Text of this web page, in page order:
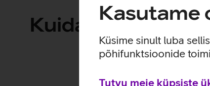
Kasutame
Küsime sinult luba
põhifunktsioonide
Tutvu meie küpsiste
Kuidas
Sisesta aadress ja vali sobiv